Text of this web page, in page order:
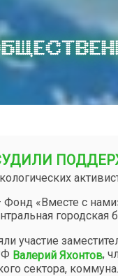
«Вместе с
городская
участие
Валерий Яхонтов,
сектора,